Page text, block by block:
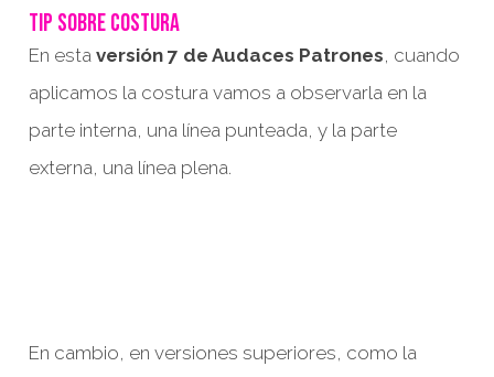
TIP SOBRE COSTURA
En esta versión 7 de Audaces Patrones, cuando
aplicamos la costura vamos a observarla en la
parte interna, una línea punteada, y la parte
externa, una línea plena.
En cambio, en versiones superiores, como la